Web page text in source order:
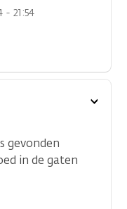
- 21:54
gevonden
in de gaten
Toon